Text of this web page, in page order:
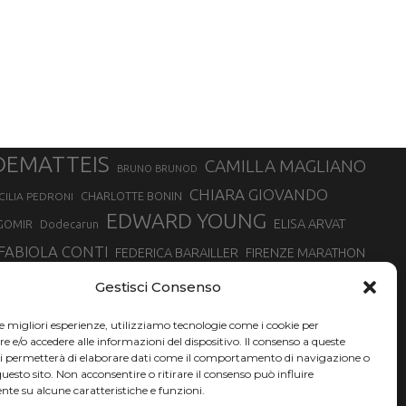
Gestisci Consenso
migliori esperienze, utilizziamo tecnologie come i cookie per
e/o accedere alle informazioni del dispositivo. Il consenso a queste
permetterà di elaborare dati come il comportamento di navigazione o
sito. Non acconsentire o ritirare il consenso può influire
su alcune caratteristiche e funzioni.
BRUNO BRUNOD CAMILLA MAGLIANO
PEDRONI CHARLOTTE BONIN CHIARA GIOVANDO
Dodecarun EDWARD YOUNG ELISA ARVAT
FABIOLA CONTI FEDERICA BARAILLER FIRENZE MARATHON
GIOVANNA EPIS GIULIANO CAVALLO
DI TORINO MARATONINA MARCELLA BELLETTI MARCO OLMO
MONVISO VERTICAL RACE NADIA BATTOCLETTI
BONALDI SILVIA RAMPAZZO